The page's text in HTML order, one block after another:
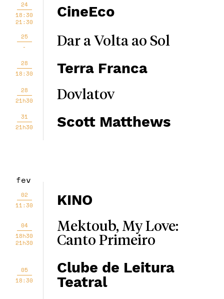
24
18:30
21:30
CineEco
25
-
Dar a Volta ao Sol
28
18:30
Terra Franca
28
21h30
Dovlatov
31
21h30
Scott Matthews
fev
02
11:30
KINO
04
18h30
21h30
Mektoub, My Love:
Canto Primeiro
05
18:30
Clube de Leitura
Teatral